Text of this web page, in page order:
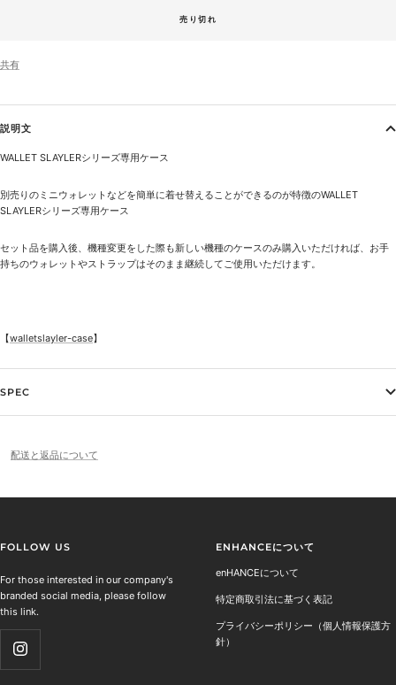
売り切れ
共有
説明文
WALLET SLAYLERシリーズ専用ケース
別売りのミニウォレットなどを簡単に着せ替えることができるのが特徴のWALLET
SLAYLERシリーズ専用ケース
セット品を購入後、機種変更をした際も新しい機種のケースのみ購入いただければ、お手
持ちのウォレットやストラップはそのまま継続してご使用いただけます。
【walletslayler-case】
SPEC
配送と返品について
FOLLOW US
For those interested in our company's
branded social media, please follow
this link.
ENHANCEについて
enHANCEについて
特定商取引法に基づく表記
プライバシーポリシー（個人情報保護方
針）